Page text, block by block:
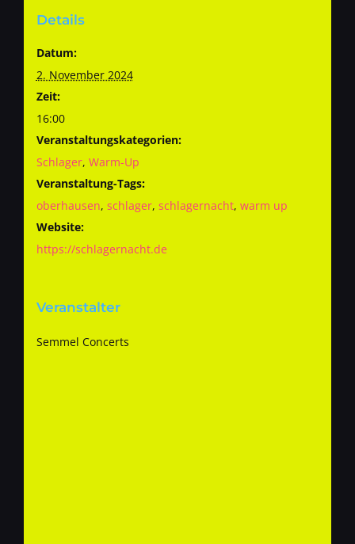
Details
Datum:
2. November 2024
Zeit:
16:00
Veranstaltungskategorien:
Schlager, Warm-Up
Veranstaltung-Tags:
oberhausen, schlager, schlagernacht, warm up
Website:
https://schlagernacht.de
Veranstalter
Semmel Concerts